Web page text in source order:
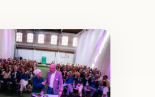
circulaire renovatie
over Raad voor de Toekomst Cirkelstad